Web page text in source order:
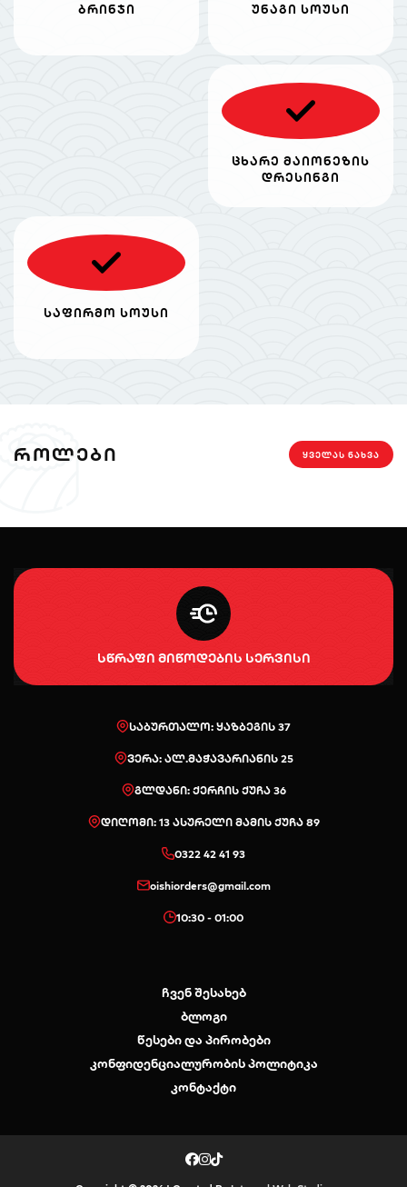
ბრინჯი უნაგი სოუსი
ცხარე მაიონეზის
დრესინგი
საფირმო სოუსი
ᲠᲝᲚᲔᲑᲘ ᲧᲕᲔᲚᲐᲡ ᲜᲐᲮᲕᲐ
სწრაფი მიწოდების სერვისი
საბურთალო: ყაზბეგის 37
ვერა: ალ.მაჭავარიანის 25
გლდანი: ქერჩის ქუჩა 36
დიღომი: 13 ასურელი მამის ქუჩა 89
0322 42 41 93
oishiorders@gmail.com
10:30 - 01:00
ჩვენ შესახებ
ბლოგი
წესები და პირობები
კონფიდენციალურობის პოლიტიკა
კონტაქტი